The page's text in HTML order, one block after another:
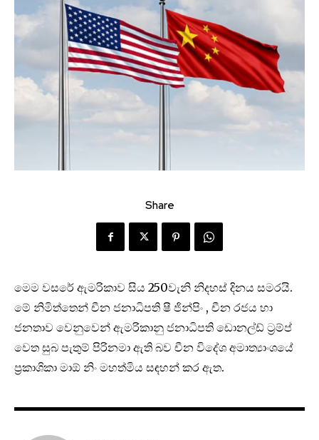
Share
මෙම වස‍රේ ඇමරිකාව සිය 250වැනි නිදහස් දිනය සමරයි.
මේ නිමිත්තෙන් චීන ජනාධිපති ෂී ජින්පිං , චීන රජය හා
ජනතාව වෙනුවෙන් ඇමරිකානු ජනාධිපති ඩොනල්ඩ් ට්‍රම්ප්
වෙත සුබ පැතුම් පිරිනමා ඇති බව චීන විදේශ අමාත්‍යාංශයේ
ප්‍රකාශිකා මාඕ නිං මහත්මිය සඳහන් කර ඇත.